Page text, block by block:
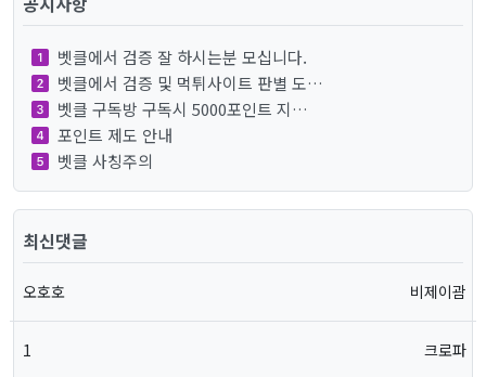
벳클에서 검증 잘 하시는분 모십니다.
벳클에서 검증 및 먹튀사이트 판별 도…
벳클 구독방 구독시 5000포인트 지…
포인트 제도 안내
벳클 사칭주의
최신댓글
오호호 비제이괌
1 크로파